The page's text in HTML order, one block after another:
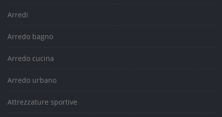
Arredi
Arredo bagno
Arredo cucina
Arredo urbano
Attrezzature sportive